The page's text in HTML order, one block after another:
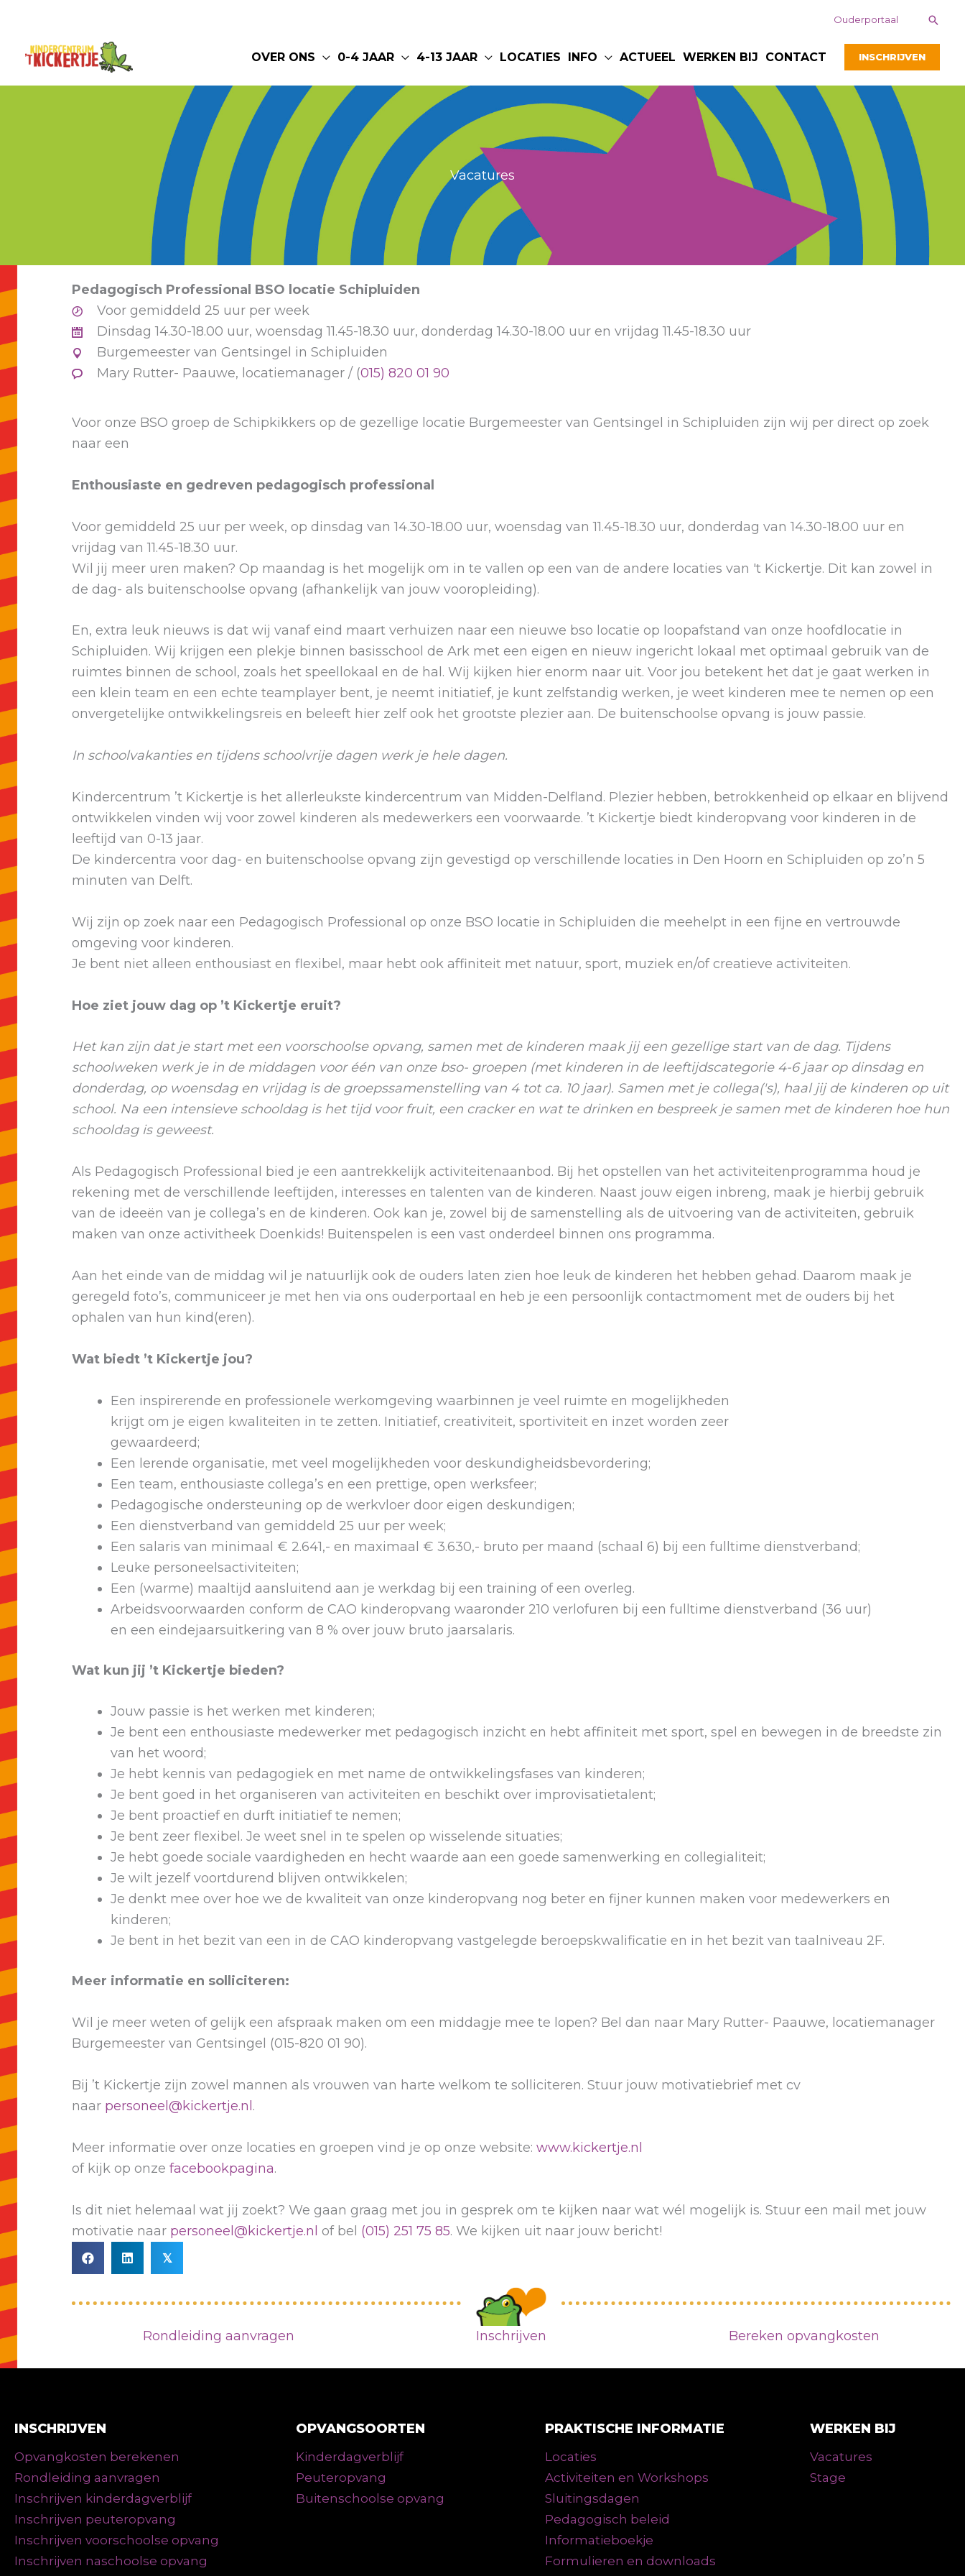
inhoud
Ouderportaal
OVER ONS 0-4 JAAR 4-13 JAAR LOCATIES INFO ACTUEEL WERKEN BIJ CONTACT INSCHRIJVEN
Vacatures
Pedagogisch Professional BSO locatie Schipluiden
Voor gemiddeld 25 uur per week
Dinsdag 14.30-18.00 uur, woensdag 11.45-18.30 uur, donderdag 14.30-18.00 uur en vrijdag 11.45-18.30 uur
Burgemeester van Gentsingel in Schipluiden
Mary Rutter- Paauwe, locatiemanager / (015) 820 01 90
Voor onze BSO groep de Schipkikkers op de gezellige locatie Burgemeester van Gentsingel in Schipluiden zijn wij per direct op zoek
naar een
Enthousiaste en gedreven pedagogisch professional
Voor gemiddeld 25 uur per week, op dinsdag van 14.30-18.00 uur, woensdag van 11.45-18.30 uur, donderdag van 14.30-18.00 uur en
vrijdag van 11.45-18.30 uur.
Wil jij meer uren maken? Op maandag is het mogelijk om in te vallen op een van de andere locaties van 't Kickertje. Dit kan zowel in
de dag- als buitenschoolse opvang (afhankelijk van jouw vooropleiding).
En, extra leuk nieuws is dat wij vanaf eind maart verhuizen naar een nieuwe bso locatie op loopafstand van onze hoofdlocatie in
Schipluiden. Wij krijgen een plekje binnen basisschool de Ark met een eigen en nieuw ingericht lokaal met optimaal gebruik van de
ruimtes binnen de school, zoals het speellokaal en de hal. Wij kijken hier enorm naar uit. Voor jou betekent het dat je gaat werken in
een klein team en een echte teamplayer bent, je neemt initiatief, je kunt zelfstandig werken, je weet kinderen mee te nemen op een
onvergetelijke ontwikkelingsreis en beleeft hier zelf ook het grootste plezier aan. De buitenschoolse opvang is jouw passie.
In schoolvakanties en tijdens schoolvrije dagen werk je hele dagen.
Kindercentrum ’t Kickertje is het allerleukste kindercentrum van Midden-Delfland. Plezier hebben, betrokkenheid op elkaar en blijvend
ontwikkelen vinden wij voor zowel kinderen als medewerkers een voorwaarde. ’t Kickertje biedt kinderopvang voor kinderen in de
leeftijd van 0-13 jaar.
De kindercentra voor dag- en buitenschoolse opvang zijn gevestigd op verschillende locaties in Den Hoorn en Schipluiden op zo’n 5
minuten van Delft.
Wij zijn op zoek naar een Pedagogisch Professional op onze BSO locatie in Schipluiden die meehelpt in een fijne en vertrouwde
omgeving voor kinderen.
Je bent niet alleen enthousiast en flexibel, maar hebt ook affiniteit met natuur, sport, muziek en/of creatieve activiteiten.
Hoe ziet jouw dag op ’t Kickertje eruit?
Het kan zijn dat je start met een voorschoolse opvang, samen met de kinderen maak jij een gezellige start van de dag. Tijdens
schoolweken werk je in de middagen voor één van onze bso- groepen (met kinderen in de leeftijdscategorie 4-6 jaar op dinsdag en
donderdag, op woensdag en vrijdag is de groepssamenstelling van 4 tot ca. 10 jaar). Samen met je collega('s), haal jij de kinderen op uit
school. Na een intensieve schooldag is het tijd voor fruit, een cracker en wat te drinken en bespreek je samen met de kinderen hoe hun
schooldag is geweest.
Als Pedagogisch Professional bied je een aantrekkelijk activiteitenaanbod. Bij het opstellen van het activiteitenprogramma houd je
rekening met de verschillende leeftijden, interesses en talenten van de kinderen. Naast jouw eigen inbreng, maak je hierbij gebruik
van de ideeën van je collega’s en de kinderen. Ook kan je, zowel bij de samenstelling als de uitvoering van de activiteiten, gebruik
maken van onze activitheek Doenkids! Buitenspelen is een vast onderdeel binnen ons programma.
Aan het einde van de middag wil je natuurlijk ook de ouders laten zien hoe leuk de kinderen het hebben gehad. Daarom maak je
geregeld foto’s, communiceer je met hen via ons ouderportaal en heb je een persoonlijk contactmoment met de ouders bij het
ophalen van hun kind(eren).
Wat biedt ’t Kickertje jou?
Een inspirerende en professionele werkomgeving waarbinnen je veel ruimte en mogelijkheden
krijgt om je eigen kwaliteiten in te zetten. Initiatief, creativiteit, sportiviteit en inzet worden zeer
gewaardeerd;
Een lerende organisatie, met veel mogelijkheden voor deskundigheidsbevordering;
Een team, enthousiaste collega’s en een prettige, open werksfeer;
Pedagogische ondersteuning op de werkvloer door eigen deskundigen;
Een dienstverband van gemiddeld 25 uur per week;
Een salaris van minimaal € 2.641,- en maximaal € 3.630,- bruto per maand (schaal 6) bij een fulltime dienstverband;
Leuke personeelsactiviteiten;
Een (warme) maaltijd aansluitend aan je werkdag bij een training of een overleg.
Arbeidsvoorwaarden conform de CAO kinderopvang waaronder 210 verlofuren bij een fulltime dienstverband (36 uur)
en een eindejaarsuitkering van 8 % over jouw bruto jaarsalaris.
Wat kun jij ’t Kickertje bieden?
Jouw passie is het werken met kinderen;
Je bent een enthousiaste medewerker met pedagogisch inzicht en hebt affiniteit met sport, spel en bewegen in de breedste zin
van het woord;
Je hebt kennis van pedagogiek en met name de ontwikkelingsfases van kinderen;
Je bent goed in het organiseren van activiteiten en beschikt over improvisatietalent;
Je bent proactief en durft initiatief te nemen;
Je bent zeer flexibel. Je weet snel in te spelen op wisselende situaties;
Je hebt goede sociale vaardigheden en hecht waarde aan een goede samenwerking en collegialiteit;
Je wilt jezelf voortdurend blijven ontwikkelen;
Je denkt mee over hoe we de kwaliteit van onze kinderopvang nog beter en fijner kunnen maken voor medewerkers en
kinderen;
Je bent in het bezit van een in de CAO kinderopvang vastgelegde beroepskwalificatie en in het bezit van taalniveau 2F.
Meer informatie en solliciteren:
Wil je meer weten of gelijk een afspraak maken om een middagje mee te lopen? Bel dan naar Mary Rutter- Paauwe, locatiemanager
Burgemeester van Gentsingel (015-820 01 90).
Bij ’t Kickertje zijn zowel mannen als vrouwen van harte welkom te solliciteren. Stuur jouw motivatiebrief met cv
naar personeel@kickertje.nl .
Meer informatie over onze locaties en groepen vind je op onze website: www.kickertje.nl
of kijk op onze facebookpagina.
Is dit niet helemaal wat jij zoekt? We gaan graag met jou in gesprek om te kijken naar wat wél mogelijk is. Stuur een mail met jouw
motivatie naar personeel@kickertje.nl of bel (015) 251 75 85. We kijken uit naar jouw bericht!
𝕏
Rondleiding aanvragen Inschrijven Bereken opvangkosten
INSCHRIJVEN
Opvangkosten berekenen
Rondleiding aanvragen
Inschrijven kinderdagverblijf
Inschrijven peuteropvang
Inschrijven voorschoolse opvang
Inschrijven naschoolse opvang
OPVANGSOORTEN
Kinderdagverblijf
Peuteropvang
Buitenschoolse opvang
PRAKTISCHE INFORMATIE
Locaties
Activiteiten en Workshops
Sluitingsdagen
Pedagogisch beleid
Informatieboekje
Formulieren en downloads
WERKEN BIJ
Vacatures
Stage